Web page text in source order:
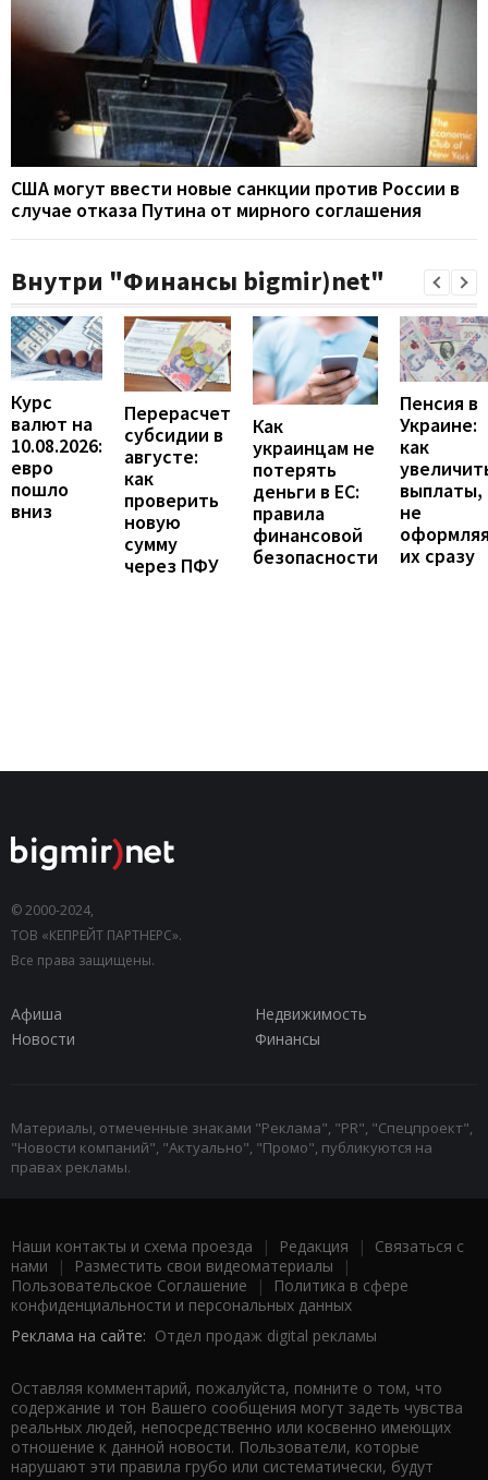
США могут ввести новые санкции против России в
случае отказа Путина от мирного соглашения
Внутри "Финансы bigmir)net"
Курс
валют на
10.08.2026:
евро
пошло
вниз
Перерасчет
субсидии в
августе:
как
проверить
новую
сумму
через ПФУ
Как
украинцам не
потерять
деньги в ЕС:
правила
финансовой
безопасности
Пенсия в
Украине:
как
выплаты,
не
их сразу
© 2000-2024,
ТОВ «КЕПРЕЙТ ПАРТНЕРС».
Все права защищены.
Афиша
Недвижимость
Новости
Финансы
Материалы, отмеченные знаками "Реклама", "PR", "Спецпроект",
"Новости компаний", "Актуально", "Промо", публикуются на
правах рекламы.
Наши контакты и схема проезда | Редакция | Связаться с
нами | Разместить свои видеоматериалы |
Пользовательское Соглашение |
Политика в сфере
конфиденциальности и персональных данных
Реклама на сайте: Отдел продаж digital рекламы
Оставляя комментарий, пожалуйста, помните о том, что
содержание и тон Вашего сообщения могут задеть чувства
реальных людей, непосредственно или косвенно имеющих
отношение к данной новости. Пользователи, которые
нарушают эти правила грубо или систематически, будут